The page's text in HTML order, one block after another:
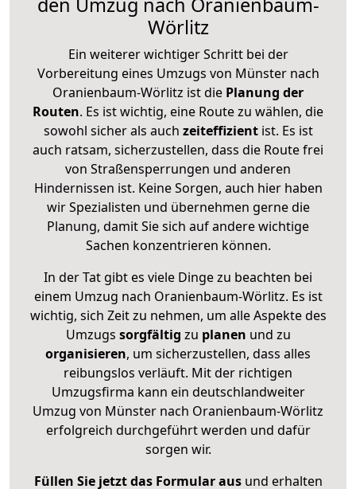
Wörlitz
Ein weiterer wichtiger Schritt bei der
Vorbereitung eines Umzugs von Münster nach
Oranienbaum-Wörlitz ist die Planung der
Routen. Es ist wichtig, eine Route zu wählen, die
sowohl sicher als auch zeiteffizientist. Es ist
auch ratsam, sicherzustellen, dass die Route frei
von Straßensperrungen und anderen
Hindernissen ist. Keine Sorgen, auch hier haben
wir Spezialisten und übernehmen gerne die
Planung, damit Sie sich auf andere wichtige
Sachen konzentrieren können.
In der Tat gibt es viele Dinge zu beachten bei
einem Umzug nach Oranienbaum-Wörlitz. Es ist
wichtig, sich Zeit zu nehmen, um alle Aspekte des
Umzugs sorgfältig zu planen und zu
organisieren, um sicherzustellen, dass alles
reibungslos verläuft. Mit der richtigen
Umzugsfirma kann ein deutschlandweiter
Umzug von Münster nach Oranienbaum-Wörlitz
erfolgreich durchgeführt werden und dafür
sorgen wir.
Füllen Sie jetzt das Formular ausund erhalten